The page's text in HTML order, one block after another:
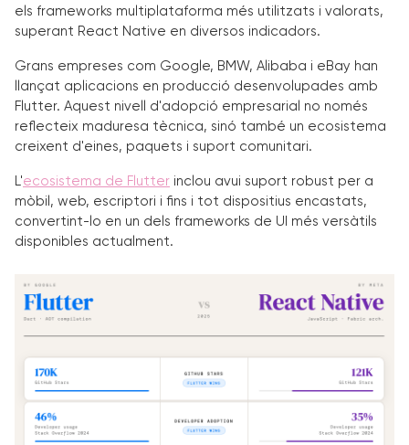
els frameworks multiplataforma més utilitzats i valorats,
superant React Native en diversos indicadors.
Grans empreses com Google, BMW, Alibaba i eBay han
llançat aplicacions en producció desenvolupades amb
Flutter. Aquest nivell d'adopció empresarial no només
reflecteix maduresa tècnica, sinó també un ecosistema
creixent d'eines, paquets i suport comunitari.
L'ecosistema de Flutter inclou avui suport robust per a
mòbil, web, escriptori i fins i tot dispositius encastats,
convertint-lo en un dels frameworks de UI més versàtils
disponibles actualment.